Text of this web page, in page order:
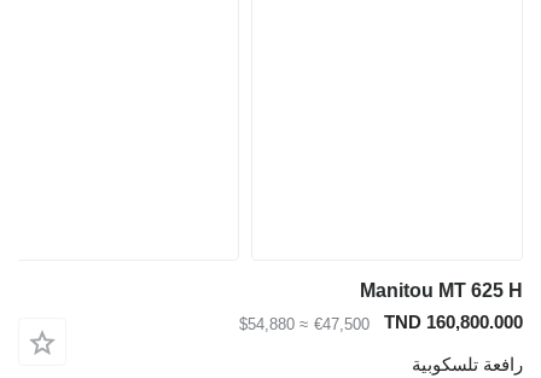
Manitou MT 625 H
TND 160,800.000
€47,500
≈ $54,880
رافعة تلسكوبية